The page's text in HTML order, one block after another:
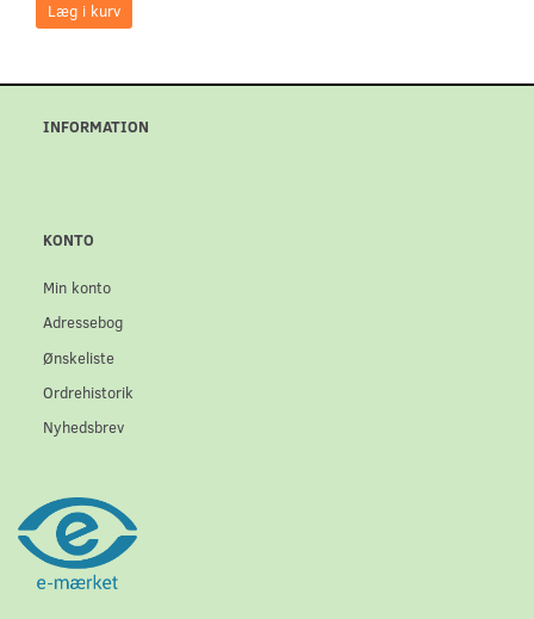
Læg i kurv
INFORMATION
KONTO
Min konto
Adressebog
Ønskeliste
Ordrehistorik
Nyhedsbrev